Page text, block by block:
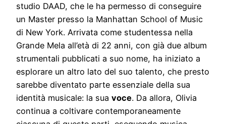
studio DAAD, che le ha permesso di conseguire
un Master presso la Manhattan School of Music
di New York. Arrivata come studentessa nella
Grande Mela all’età di 22 anni, con già due album
strumentali pubblicati a suo nome, ha iniziato a
esplorare un altro lato del suo talento, che presto
sarebbe diventato parte essenziale della sua
identità musicale: la sua voce. Da allora, Olivia
continua a coltivare contemporaneamente